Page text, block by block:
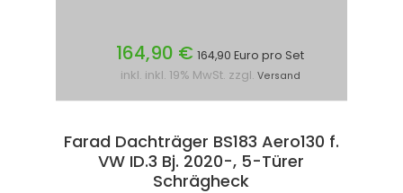
164,90 € 164,90 Euro pro Set
inkl. inkl. 19% MwSt. zzgl. Versand
Farad Dachträger BS183 Aero130 f.
VW ID.3 Bj. 2020-, 5-Türer
Schrägheck